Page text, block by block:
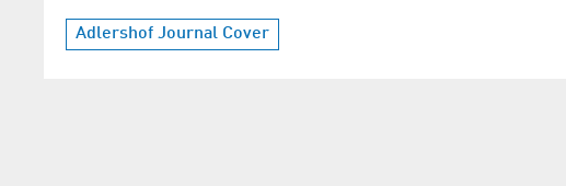
Adlershof Journal Cover